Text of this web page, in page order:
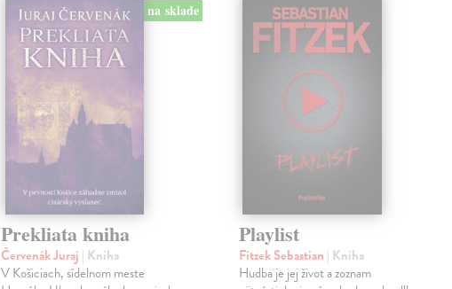
na sklade
Prekliata kniha
Červenák Juraj | Kniha
V Košiciach, sídelnom meste
Playlist
Fitzek Sebastian | Kniha
Hudba je jej život a zoznam